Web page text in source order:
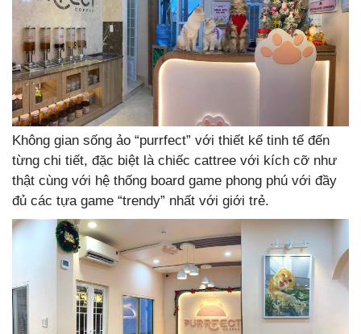
Không gian sống ảo “purrfect” với thiết kế tinh tế đến
từng chi tiết, đặc biệt là chiếc cattree với kích cỡ như
thật cùng với hệ thống board game phong phú với đầy
đủ các tựa game “trendy” nhất với giới trẻ.